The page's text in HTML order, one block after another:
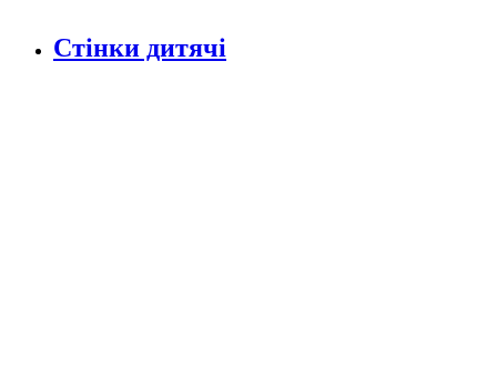
Стінки дитячі